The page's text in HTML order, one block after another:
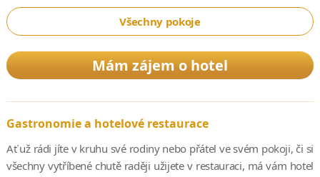
Všechny pokoje
Mám zájem o hotel
Gastronomie a hotelové restaurace
Ať už rádi jíte v kruhu své rodiny nebo přátel ve svém pokoji, či si
všechny vytříbené chutě raději užijete v restauraci, má vám hotel